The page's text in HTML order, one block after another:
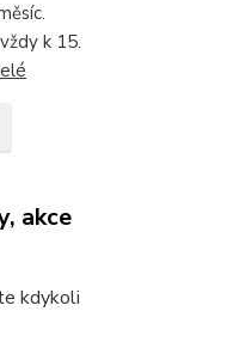
k 15.
akce
kdykoli